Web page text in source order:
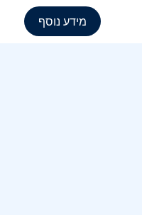
מידע נוסף